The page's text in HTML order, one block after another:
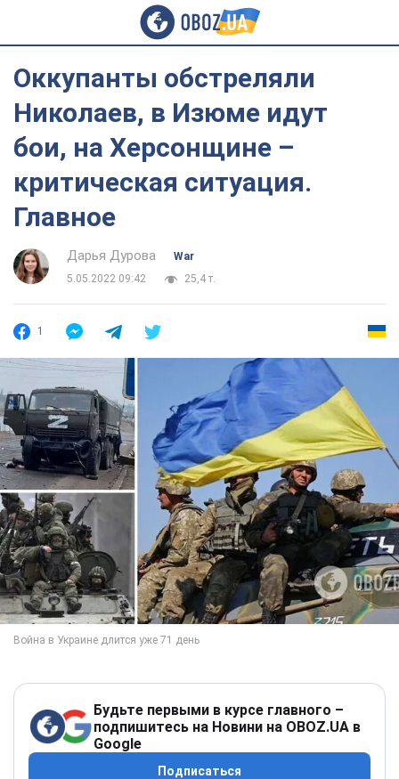
Оккупанты обстреляли
Николаев, в Изюме идут
бои, на Херсонщине –
критическая ситуация.
Главное
Дарья Дурова
War
5.05.2022 09:42
25,4 т.
1
Будьте первыми в курсе главного –
подпишитесь на Новини на OBOZ.UA в
Google
Подписаться